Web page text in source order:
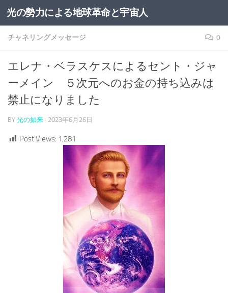
コンテンツへスキップ
光の勢力による地球革命と宇宙人
チャネリングメッセージ 0
エレナ・ベラスケスによるセント・ジャ
ーメイン ５次元へのお金の持ち込みは
禁止になりました
BY 光の如来 · 2023年6月26日
Post Views: 1,281